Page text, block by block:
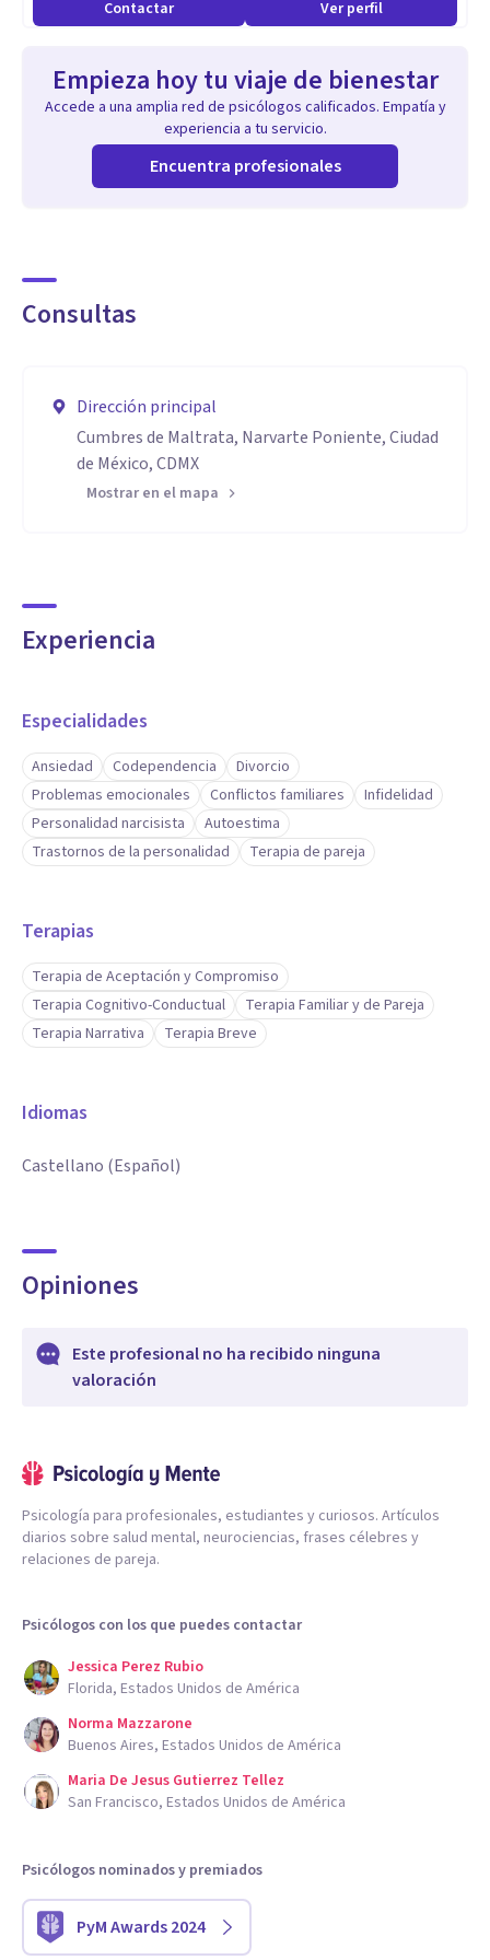
Contactar Ver perfil
Empieza hoy tu viaje de bienestar
Accede a una amplia red de psicólogos calificados. Empatía y
experiencia a tu servicio.
Encuentra profesionales
Consultas
Dirección principal
Cumbres de Maltrata, Narvarte Poniente, Ciudad
de México, CDMX
Mostrar en el mapa
Experiencia
Especialidades
Ansiedad Codependencia
Divorcio
Problemas emocionales
Conflictos familiares
Infidelidad
Personalidad narcisista
Autoestima
Trastornos de la personalidad
Terapia de pareja
Terapias
Terapia de Aceptación y Compromiso
Terapia Cognitivo-Conductual
Terapia Familiar y de Pareja
Terapia Narrativa
Terapia Breve
Idiomas
Castellano (Español)
Opiniones
Este profesional no ha recibido ninguna
valoración
Psicología para profesionales, estudiantes y curiosos. Artículos
diarios sobre salud mental, neurociencias, frases célebres y
relaciones de pareja.
Psicólogos con los que puedes contactar
Jessica Perez Rubio
Florida, Estados Unidos de América
Norma Mazzarone
Buenos Aires, Estados Unidos de América
Maria De Jesus Gutierrez Tellez
San Francisco, Estados Unidos de América
Psicólogos nominados y premiados
PyM Awards 2024